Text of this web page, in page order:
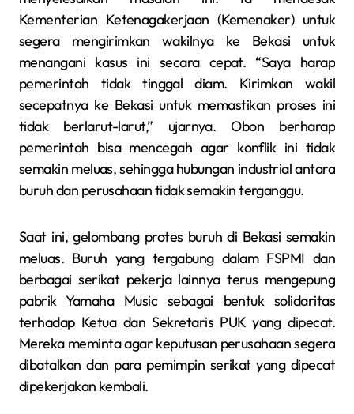
Kementerian Ketenagakerjaan (Kemenaker) untuk
segera mengirimkan wakilnya ke Bekasi untuk
menangani kasus ini secara cepat. “Saya harap
pemerintah tidak tinggal diam. Kirimkan wakil
secepatnya ke Bekasi untuk memastikan proses ini
tidak berlarut-larut,” ujarnya. Obon berharap
pemerintah bisa mencegah agar konflik ini tidak
semakin meluas, sehingga hubungan industrial antara
buruh dan perusahaan tidak semakin terganggu.
Saat ini, gelombang protes buruh di Bekasi semakin
meluas. Buruh yang tergabung dalam FSPMI dan
berbagai serikat pekerja lainnya terus mengepung
pabrik Yamaha Music sebagai bentuk solidaritas
terhadap Ketua dan Sekretaris PUK yang dipecat.
Mereka meminta agar keputusan perusahaan segera
dibatalkan dan para pemimpin serikat yang dipecat
dipekerjakan kembali.